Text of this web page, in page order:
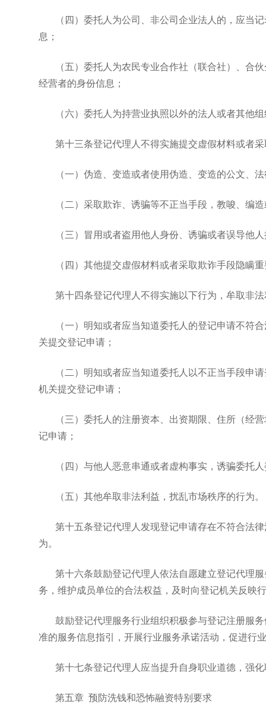
（四）委托人为公司、非公司企业法人的，应当
息；
（五）委托人为农民专业合作社（联合社）、合
经营者的身份信息；
（六）委托人为持营业执照以外的法人或者其他
第十三条登记代理人不得实施提交虚假材料或者
（一）伪造、变造或者使用伪造、变造的公文、
（二）采取欺诈、诱骗等不正当手段，教唆、编
（三）冒用或者盗用他人身份、诱骗或者误导他
（四）其他提交虚假材料或者采取欺诈手段隐瞒
第十四条登记代理人不得实施以下行为，牟取非
（一）明知或者应当知道委托人的登记申请不符
关提交登记申请；
（二）明知或者应当知道委托人以不正当手段申
机关提交登记申请；
（三）委托人的注册资本、出资期限、住所（经
记申请；
（四）与他人恶意串通或者虚构事实，诱骗委托
（五）其他牟取非法利益，扰乱市场秩序的行为。
第十五条登记代理人发现登记申请存在不符合法
为。
第十六条鼓励登记代理人依法自愿建立登记代理
务，维护成员单位的合法权益，及时向登记机关反映
鼓励登记代理服务行业组织积极参与登记注册服
准的服务信息指引，开展行业服务承诺活动，促进行
第十七条登记代理人应当提升自身职业道德，强
第五章 预防洗钱和恐怖融资特别要求